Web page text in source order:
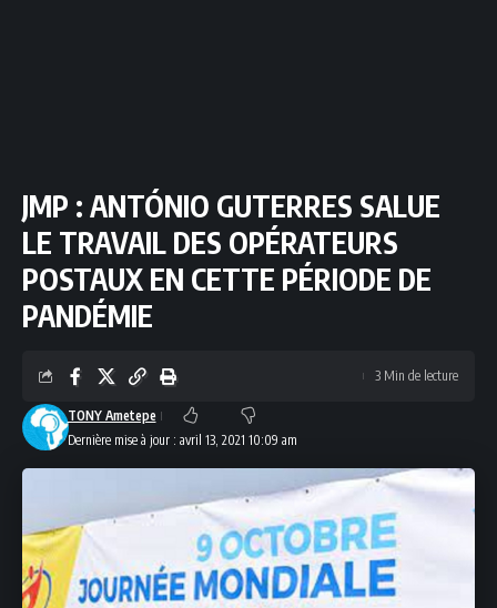
JMP : ANTÓNIO GUTERRES SALUE
LE TRAVAIL DES OPÉRATEURS
POSTAUX EN CETTE PÉRIODE DE
PANDÉMIE
Dernière mise à jour : avril 13, 2021 10:09 am
TONY Ametepe
3 Min de lecture